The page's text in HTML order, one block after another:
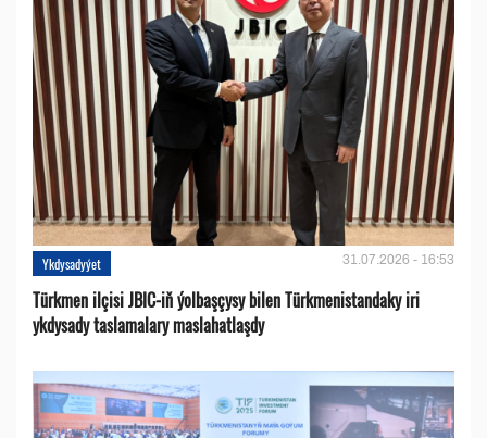
Ykdysadyýet 31.07.2026 - 16:53
Türkmen ilçisi JBIC-iň ýolbaşçysy bilen Türkmenistandaky iri
ykdysady taslamalary maslahatlaşdy